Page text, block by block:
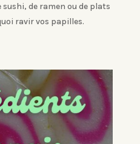
sushi, de ramen ou de plats
ravir vos papilles.